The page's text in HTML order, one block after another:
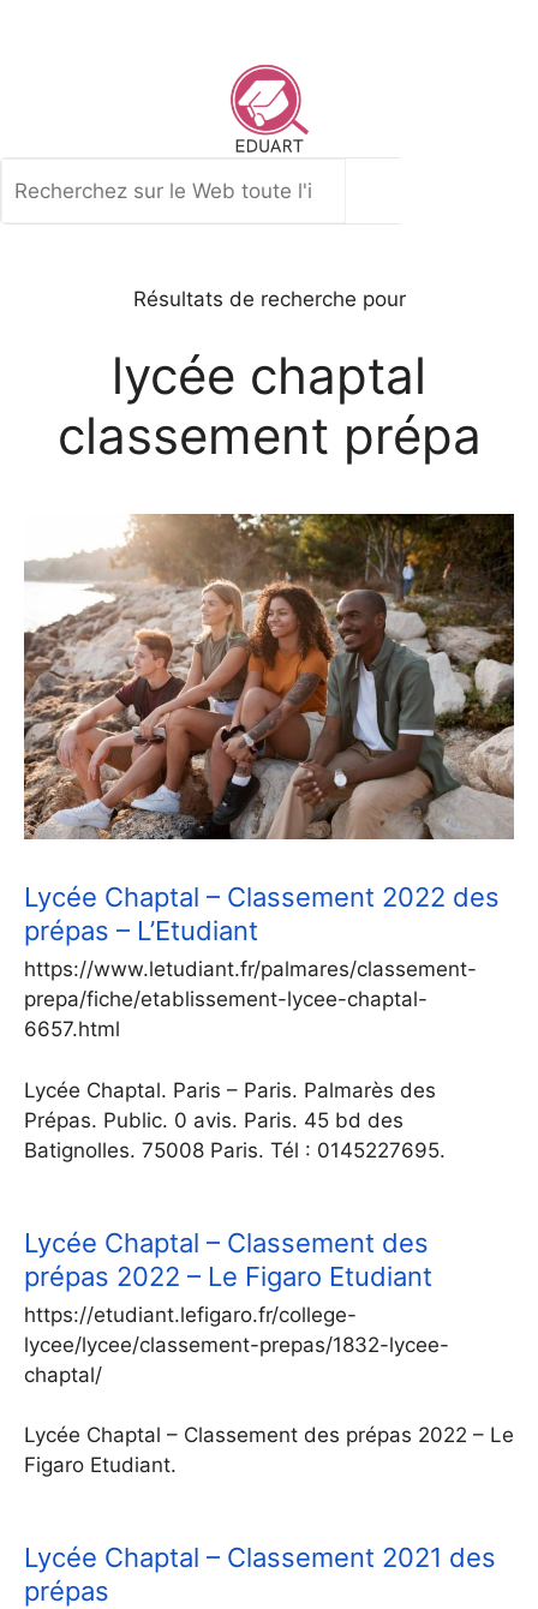
Résultats de recherche pour
lycée chaptal
classement prépa
Lycée Chaptal – Classement 2022 des
prépas – L’Etudiant
https://www.letudiant.fr/palmares/classement-
prepa/fiche/etablissement-lycee-chaptal-
6657.html
Lycée Chaptal. Paris – Paris. Palmarès des
Prépas. Public. 0 avis. Paris. 45 bd des
Batignolles. 75008 Paris. Tél : 0145227695.
Lycée Chaptal – Classement des
prépas 2022 – Le Figaro Etudiant
https://etudiant.lefigaro.fr/college-
lycee/lycee/classement-prepas/1832-lycee-
chaptal/
Lycée Chaptal – Classement des prépas 2022 – Le
Figaro Etudiant.
Lycée Chaptal – Classement 2021 des
prépas